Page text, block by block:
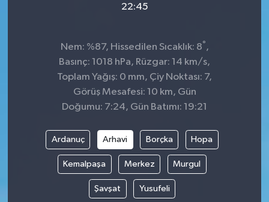
22:45
Nem: %87, Hissedilen Sıcaklık: 8° ,
Basınç: 1018 hPa, Rüzgar: 14 km/s,
Toplam Yağış: 0 mm, Çiy Noktası: 7,
Görüş Mesafesi: 10 km, Gün
Doğumu: 7:24, Gün Batımı: 19:21
Ardanuç Arhavi Borçka Hopa
Kemalpaşa Merkez Murgul
Şavşat Yusufeli